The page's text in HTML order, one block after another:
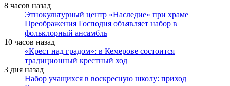
8 часов назад
Этнокультурный центр «Наследие» при храме
Преображения Господня объявляет набор в
фольклорный ансамбль
10 часов назад
«Крест над градом»: в Кемерове состоится
традиционный крестный ход
3 дня назад
Набор учащихся в воскресную школу: приход